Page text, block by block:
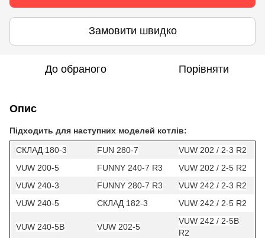
Замовити швидко
До обраного Порівняти
Опис
Підходить для наступних моделей котлів:
СКЛАД 180-3 FUN 280-7
VUW 202 / 2-3 R2
VUW 200-5
FUNNY 240-7 R3
VUW 202 / 2-5 R2
VUW 240-3
FUNNY 280-7 R3
VUW 242 / 2-3 R2
VUW 240-5
СКЛАД 182-3 VUW 242 / 2-5 R2
VUW 240-5B VUW 202-5
VUW 242 / 2-5B
R2